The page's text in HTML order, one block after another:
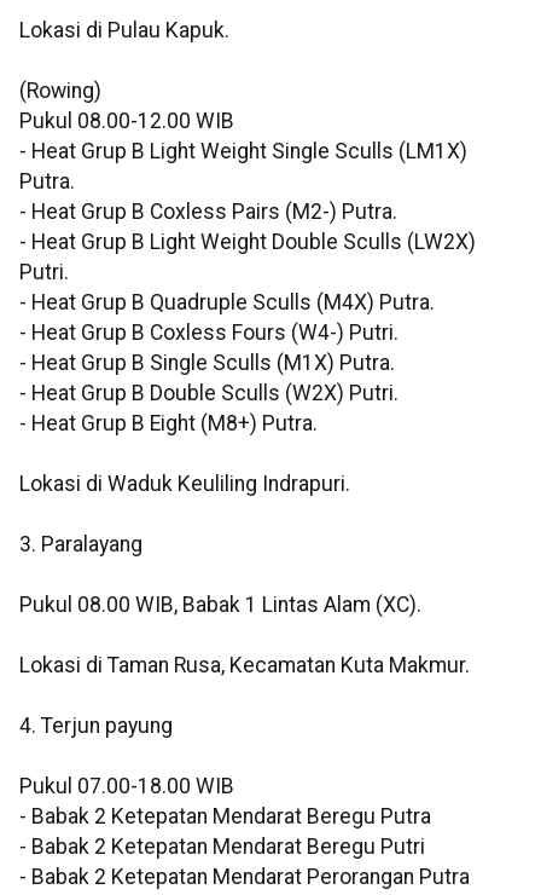
Lokasi di Pulau Kapuk.
(Rowing)
Pukul 08.00-12.00 WIB
- Heat Grup B Light Weight Single Sculls (LM1X)
Putra.
- Heat Grup B Coxless Pairs (M2-) Putra.
- Heat Grup B Light Weight Double Sculls (LW2X)
Putri.
- Heat Grup B Quadruple Sculls (M4X) Putra.
- Heat Grup B Coxless Fours (W4-) Putri.
- Heat Grup B Single Sculls (M1X) Putra.
- Heat Grup B Double Sculls (W2X) Putri.
- Heat Grup B Eight (M8+) Putra.
Lokasi di Waduk Keuliling Indrapuri.
3. Paralayang
Pukul 08.00 WIB, Babak 1 Lintas Alam (XC).
Lokasi di Taman Rusa, Kecamatan Kuta Makmur.
4. Terjun payung
Pukul 07.00-18.00 WIB
- Babak 2 Ketepatan Mendarat Beregu Putra
- Babak 2 Ketepatan Mendarat Beregu Putri
- Babak 2 Ketepatan Mendarat Perorangan Putra